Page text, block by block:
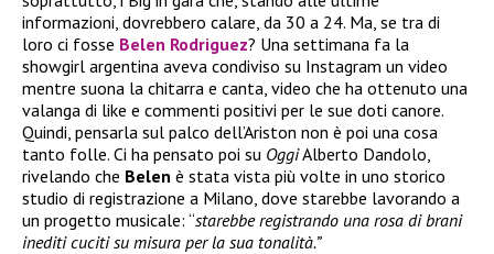
informazioni, dovrebbero calare, da 30 a 24. Ma, se tra di
loro ci fosse Belen Rodriguez? Una settimana fa la
showgirl argentina aveva condiviso su Instagram un video
mentre suona la chitarra e canta, video che ha ottenuto una
valanga di like e commenti positivi per le sue doti canore.
Quindi, pensarla sul palco dell’Ariston non è poi una cosa
tanto folle. Ci ha pensato poi su OggiAlberto Dandolo,
rivelando che Belen è stata vista più volte in uno storico
studio di registrazione a Milano, dove starebbe lavorando a
un progetto musicale: “starebbe registrando una rosa di brani
inediti cuciti su misura per la sua tonalità.”